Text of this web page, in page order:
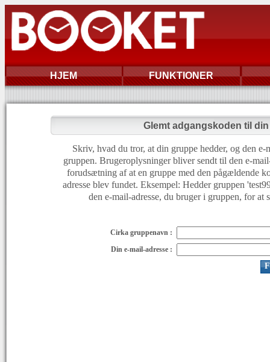
HJEM FUNKTIONER
Glemt adgangskoden til
Skriv, hvad du tror, at din gruppe hedder, og den e-
gruppen. Brugeroplysninger bliver sendt til den e-
forudsætning af at en gruppe med den pågældende
adresse blev fundet. Eksempel: Hedder gruppen
den e-mail-adresse, du bruger i gruppen, for at
Cirka gruppenavn :
Din e-mail-adresse :